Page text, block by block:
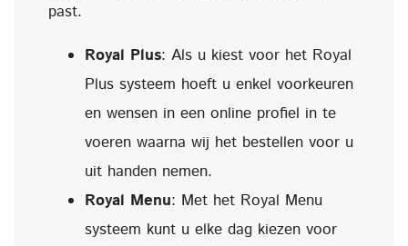
past.
Royal Plus: Als u kiest voor het Royal
Plus systeem hoeft u enkel voorkeuren
en wensen in een online profiel in te
voeren waarna wij het bestellen voor u
uit handen nemen.
Royal Menu: Met het Royal Menu
systeem kunt u elke dag kiezen voor